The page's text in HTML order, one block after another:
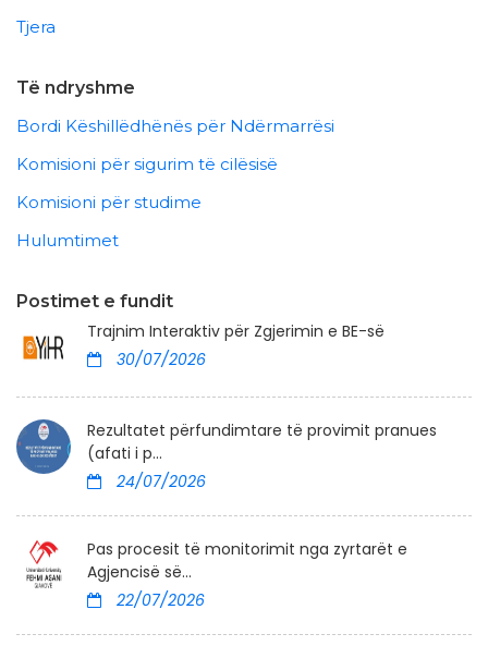
Tjera
Të ndryshme
Bordi Këshillëdhënës për Ndërmarrësi
Komisioni për sigurim të cilësisë
Komisioni për studime
Hulumtimet
Postimet e fundit
Trajnim Interaktiv për Zgjerimin e BE-së
30/07/2026
Rezultatet përfundimtare të provimit pranues
(afati i p...
24/07/2026
Pas procesit të monitorimit nga zyrtarët e
Agjencisë së...
22/07/2026